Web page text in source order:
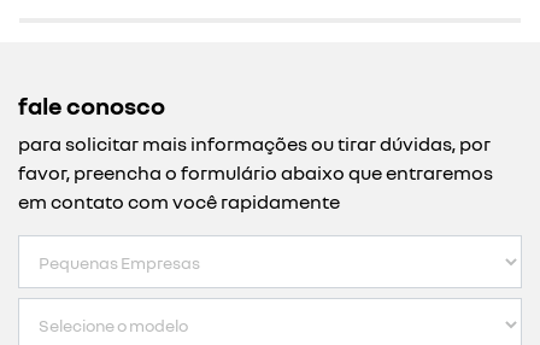
fale conosco
para solicitar mais informações ou tirar dúvidas, por
favor, preencha o formulário abaixo que entraremos
em contato com você rapidamente